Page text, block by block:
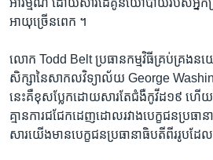
អាយុ​ច្រើន​ពេក ។
លោក​ Todd Belt ប្រធាន​កម្មវិធី​គ្រប់គ្រង​ន
សិក្សា​នៃ​សាកល​វិទ្យាល័យ George
នេះ​គឺខុស​ប្លែក​ដោយ​សារ​តែ​ជំងឺ​កូវីដ១៩​ ហើ
គ្មាន​ការជជែក​ដេញ​ដោល​រវាង​បេក្ខជន​ប្រធ
សារ​យើង​មាន​បេក្ខជនប្រធានាធិបតី​ពីរ​រូប​ដែ